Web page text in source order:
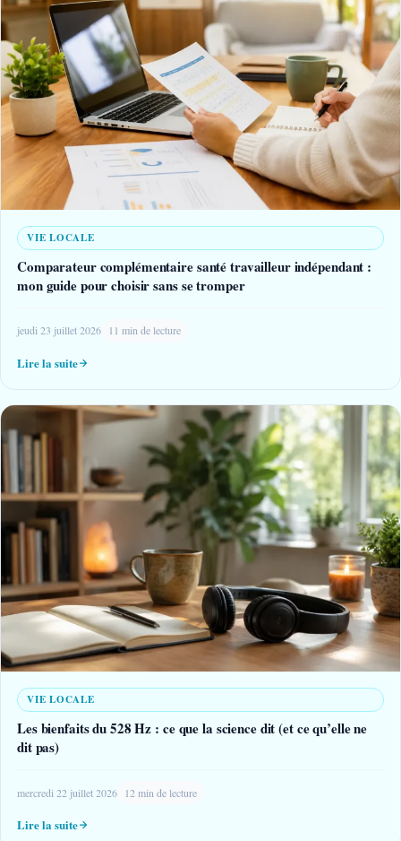
VIE LOCALE
Comparateur complémentaire santé travailleur indépendant :
mon guide pour choisir sans se tromper
jeudi 23 juillet 2026 11 min de lecture
Lire la suite
VIE LOCALE
Les bienfaits du 528 Hz : ce que la science dit (et ce qu’elle ne
dit pas)
mercredi 22 juillet 2026 12 min de lecture
Lire la suite